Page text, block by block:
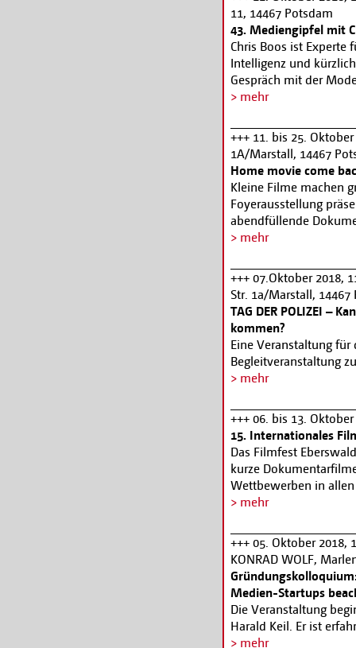
www.degut.de
11, 14467 Potsdam
43. Mediengipfel mit
Chris Boos ist Experte
Intelligenz und
Gespräch mit der
Einblick in die KI
Anmeldung:
> mehr
+++ 11. bis 25.
1A/Marstall, 14467
Home movie come
Kleine Filme machen
Foyerausstellung
abendfüllende
Amateur- und
Kino oder
auf die Leinwand. Auf
in deutschen Kinos
und Oliver Hanley
Masterstudiengangs
kuratiert. Sie flankiert
20. Oktober 2018.
www.filmmuseum-
> mehr
+++ 07.Oktober 2018,
Str. 1a/Marstall, 14467
TAG DER POLIZEI –
kommen?
Eine Veranstaltung
Begleitveranstaltung
kommt nach
„Ermittlungstätigkeit“,
Polizeiorchesters
Polizei der
Kleineren wird es
diesem Tag 4,50 €,
www.filmmuseum-
> mehr
+++ 06. bis 13.
15. Internationales
Das Filmfest
kurze
Wettbewerben in
sich die politischen
an Lebensentwürfen
Selbstorganisation –
dramatische
demokratischen
diesen Räumen bilden
ein ideales Medium
auch viele
> mehr
+++ 05. Oktober 2018,
KONRAD WOLF,
Medien-Startups
Die Veranstaltung
Harald Keil. Er ist
und Experte für
> mehr